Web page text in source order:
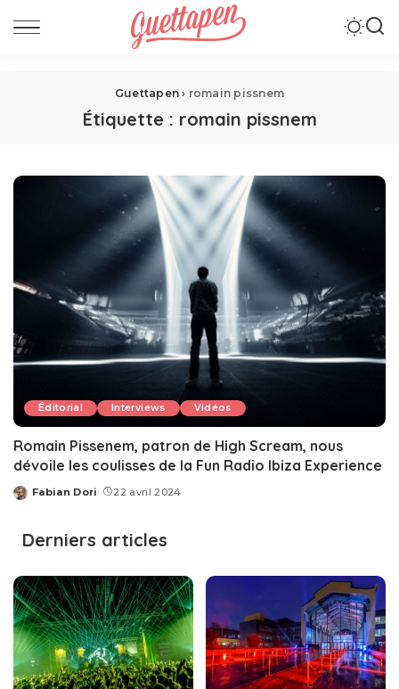
Guettapen › romain pissnem
Étiquette : romain pissnem
Éditorial Interviews Vidéos
Romain Pissenem, patron de High Scream, nous
dévoile les coulisses de la Fun Radio Ibiza Experience
Posted
Fabian Dori 22 avril 2024
Derniers articles